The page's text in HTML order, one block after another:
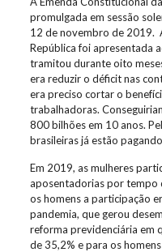
promulgada em sessão
12 de novembro de 2019.
República foi apresentada
tramitou durante oito
era reduzir o déficit nas
era preciso cortar o
trabalhadoras.
800 bilhões em 10 anos.
brasileiras já estão
Em 2019, as mulheres
aposentadorias por tempo
os homens a participação
pandemia, que gerou
reforma previdenciária em
de 35,2% e para os